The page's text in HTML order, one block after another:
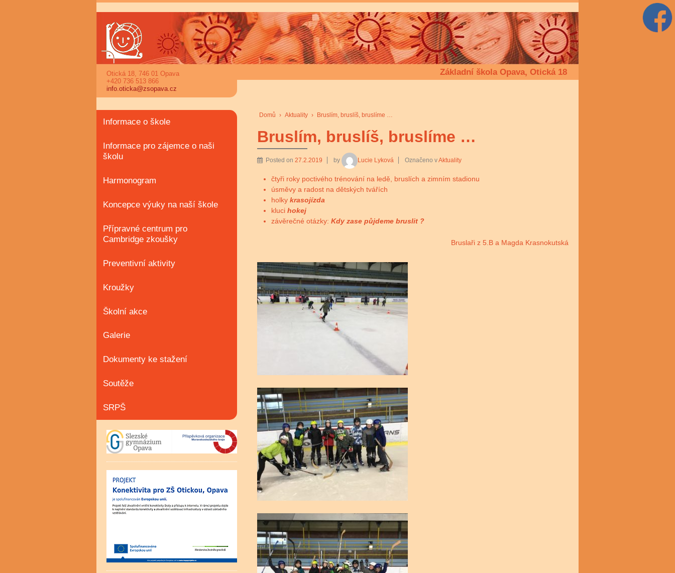
Základní škola Opava, Otická 18
Domů › Aktuality › Bruslím, bruslíš, bruslíme …
Bruslím, bruslíš, bruslíme …
Posted on27.2.2019 by Lucie Lyková Označeno vAktuality
čtyři roky poctivého trénování na ledě, bruslích a zimním stadionu
úsměvy a radost na dětských tvářích
holkykrasojízda
klucihokej
závěrečné otázky:Kdy zase půjdeme bruslit ?
Bruslaři z 5.B a Magda Krasnokutská
Otická 18, 746 01 Opava
+420 736 513 866
info.oticka@zsopava.cz
Informace o škole
Informace pro zájemce o naši
školu
Harmonogram
Koncepce výuky na naší škole
Přípravné centrum pro
Cambridge zkoušky
Preventivní aktivity
Kroužky
Školní akce
Galerie
Dokumenty ke stažení
Soutěže
SRPŠ